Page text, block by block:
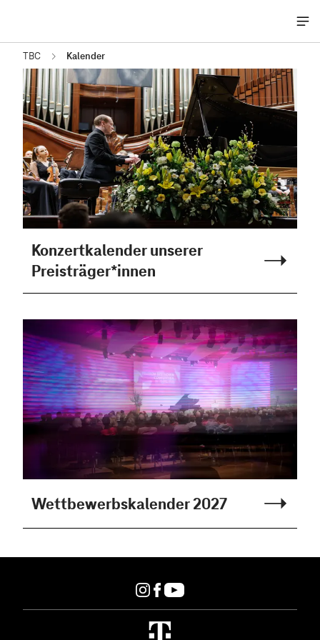
TBC Kalender
Konzertkalender unserer
Preisträger*innen
Wettbewerbskalender 2027